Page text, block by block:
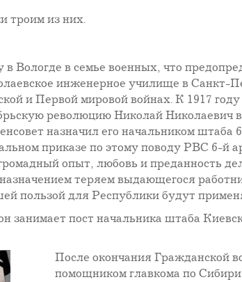
троим из них.
в Вологде в семье военных, что
инженерное училище в Санкт-
и Первой мировой войнах. К 1917
революцию Николай Николаевич
назначил его начальником штаба
приказе по этому поводу РВС 6-й
опыт, любовь и преданность
теряем выдающегося
пользой для Республики будут
пост начальника штаба
После окончания Гражданской
помощником главкома по